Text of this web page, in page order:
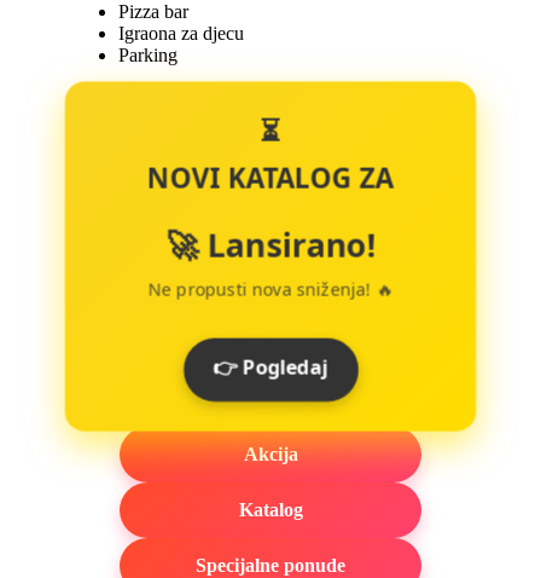
Pizza bar
Igraona za djecu
Parking
⏳
NOVI KATALOG ZA
🚀 Lansirano!
Ne propusti nova sniženja! 🔥
👉 Pogledaj
Akcija
Katalog
Specijalne ponude